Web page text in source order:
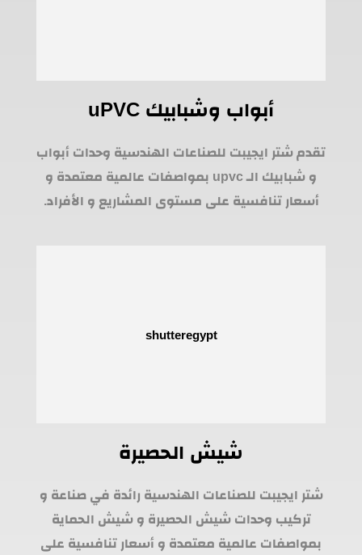
أبواب وشبابيك uPVC
تقدم شتر ايجيبت للصناعات الهندسية وحدات أبواب
و شبابيك الـ upvc بمواصفات عالمية معتمدة و
أسعار تنافسية على مستوى المشاريع و الأفراد.
شيش الحصيرة
شتر ايجيبت للصناعات الهندسية رائدة في صناعة و
تركيب وحدات شيش الحصيرة و شيش الحماية
بمواصفات عالمية معتمدة و أسعار تنافسية على